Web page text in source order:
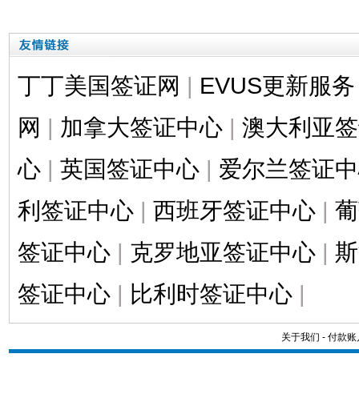
丁丁美国签证网 | EVUS更新服务
网 | 加拿大签证中心 | 澳大利亚
心 | 英国签证中心 | 爱尔兰签证
利签证中心 | 西班牙签证中心 |
签证中心 | 克罗地亚签证中心 |
签证中心 | 比利时签证中心 |
关于我们 - 付款账